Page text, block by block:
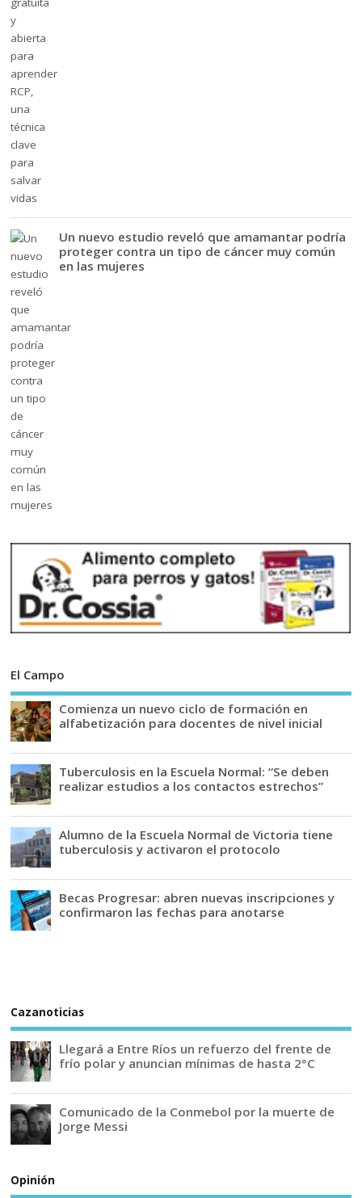
Un nuevo estudio reveló que amamantar podría
proteger contra un tipo de cáncer muy común
en las mujeres
El Campo
Comienza un nuevo ciclo de formación en
alfabetización para docentes de nivel inicial
Tuberculosis en la Escuela Normal: “Se deben
realizar estudios a los contactos estrechos”
Alumno de la Escuela Normal de Victoria tiene
tuberculosis y activaron el protocolo
Becas Progresar: abren nuevas inscripciones y
confirmaron las fechas para anotarse
Cazanoticias
Llegará a Entre Ríos un refuerzo del frente de
frío polar y anuncian mínimas de hasta 2°C
Comunicado de la Conmebol por la muerte de
Jorge Messi
Opinión